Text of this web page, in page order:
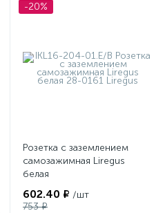
-20%
Розетка с заземлением
самозажимная Liregus
белая
602.40 ₽ /шт
753 ₽